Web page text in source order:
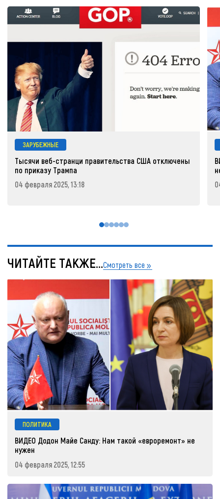
ЗАРУБЕЖНЫЕ
Тысячи веб-странци правительства США отключены
по приказу Трампа
04 февраля 2025, 13:18
ЧИТАЙТЕ ТАКЖЕ...Смотреть все
ПОЛИТИКА
ВИДЕО Додон Майе Санду: Нам такой «евроремонт» не
нужен
04 февраля 2025, 12:55